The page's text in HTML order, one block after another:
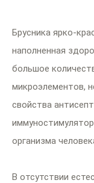
Брусника ярко-
наполненная
большое
микроэлементов,
свойства
организма
В отсутствии